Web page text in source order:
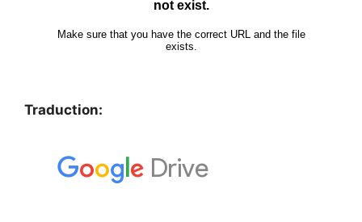
Traduction: